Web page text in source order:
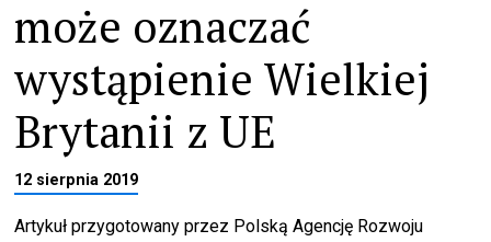
może oznaczać
wystąpienie Wielkiej
Brytanii z UE
12 sierpnia 2019
Artykuł przygotowany przez Polską Agencję Rozwoju